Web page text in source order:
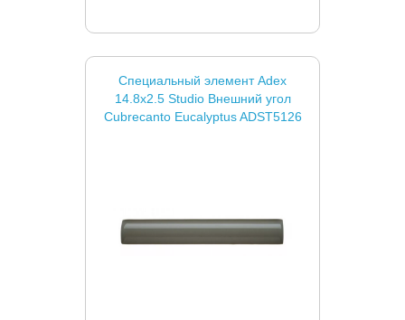
Специальный элемент Adex
14.8x2.5 Studio Внешний угол
Cubrecanto Eucalyptus ADST5126